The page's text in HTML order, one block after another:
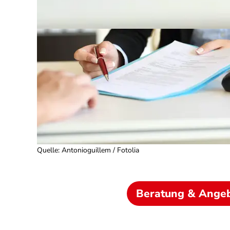
Quelle: Antonioguillem / Fotolia
Beratung &